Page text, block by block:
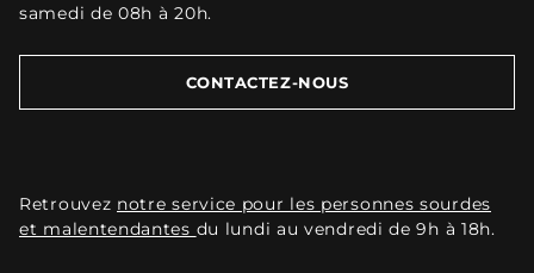
samedi de 08h à 20h.
CONTACTEZ-NOUS
Retrouvez notre service pour les personnes sourdes
et malentendantes du lundi au vendredi de 9h à 18h.